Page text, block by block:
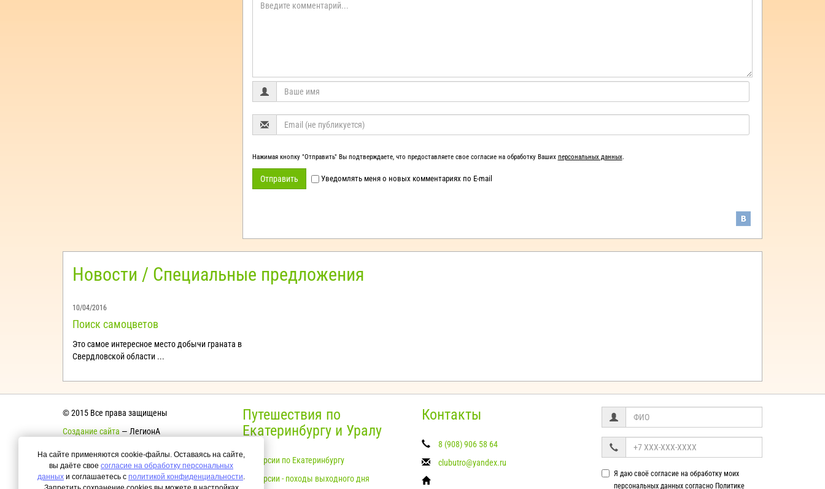
Нажимая кнопку "Отправить" Вы подтверждаете, что предоставляете свое согласие на обработку Ваших персональных данных.
Отправить Уведомлять меня о новых комментариях по E-mail
Новости / Специальные предложения
10/04/2016
Поиск самоцветов
Это самое интересное место добычи граната в
Свердловской области ...
© 2015 Все права защищены
Создание сайта — ЛегионА
Согласие на обработку персональных
данных
Политика конфиденциальности
Путешествия по
Екатеринбургу и Уралу
Экскурсии по Екатеринбургу
Экскурсии - походы выходного дня
Контакты
8 (908) 906 58 64
clubutro@yandex.ru
Я даю своё согласие на обработку моих
персональных данных согласно Политике
На сайте применяются cookie-файлы. Оставаясь на сайте,
вы даёте свое согласие на обработку персональных
данных и соглашаетесь с политикой конфиденциальности.